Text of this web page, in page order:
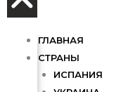
ГЛАВНАЯ
СТРАНЫ
ИСПАНИЯ